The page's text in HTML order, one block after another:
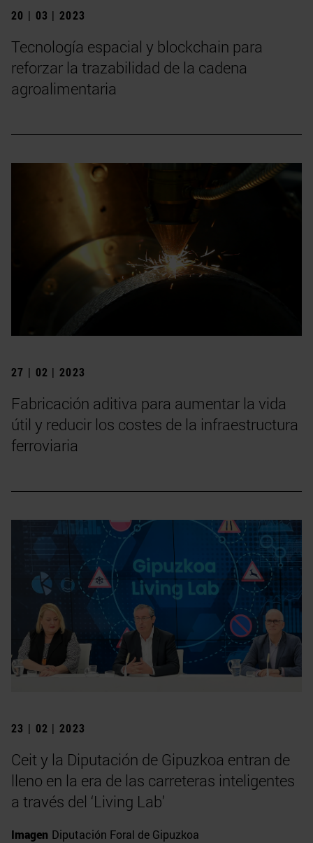
20 | 03 | 2023
Tecnología espacial y blockchain para
reforzar la trazabilidad de la cadena
agroalimentaria
27 | 02 | 2023
Fabricación aditiva para aumentar la vida
útil y reducir los costes de la infraestructura
ferroviaria
23 | 02 | 2023
Ceit y la Diputación de Gipuzkoa entran de
lleno en la era de las carreteras inteligentes
a través del ‘Living Lab’
Imagen Diputación Foral de Gipuzkoa